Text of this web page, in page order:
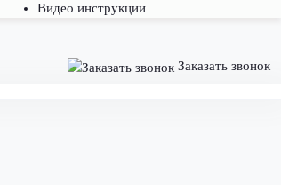
Видео инструкции
Заказать звонок